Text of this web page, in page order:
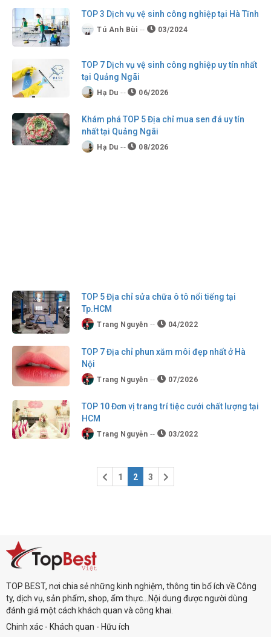
TOP 3 Dịch vụ vệ sinh công nghiệp tại Hà Tĩnh
Tú Anh Bùi 03/2024
TOP 7 Dịch vụ vệ sinh công nghiệp uy tín nhất
tại Quảng Ngãi
Hạ Du 06/2026
Khám phá TOP 5 Địa chỉ mua sen đá uy tín
nhất tại Quảng Ngãi
Hạ Du 08/2026
TOP 5 Địa chỉ sửa chữa ô tô nổi tiếng tại
Tp.HCM
Trang Nguyễn 04/2022
TOP 7 Địa chỉ phun xăm môi đẹp nhất ở Hà
Nội
Trang Nguyễn 07/2026
TOP 10 Đơn vị trang trí tiệc cưới chất lượng tại
HCM
Trang Nguyễn 03/2022
1 2 3
TOP BEST, nơi chia sẻ những kinh nghiệm, thông tin bổ ích về Công
ty, dịch vụ, sản phẩm, shop, ẩm thực...Nội dung được người dùng
đánh giá một cách khách quan và công khai.
Chinh xác - Khách quan - Hữu ích